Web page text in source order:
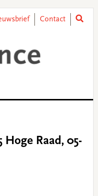
Contact
Hoge Raad, 05-